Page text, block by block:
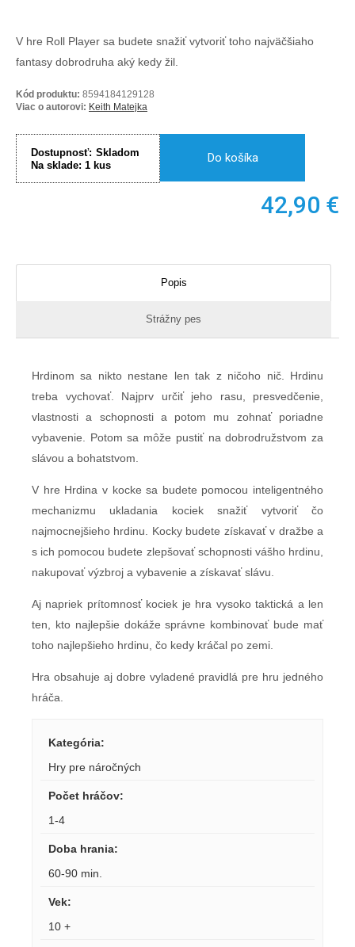
V hre Roll Player sa budete snažiť vytvoriť toho najväčšiaho
fantasy dobrodruha aký kedy žil.
Kód produktu: 8594184129128
Viac o autorovi: Keith Matejka
Dostupnosť: Skladom
Na sklade: 1 kus
Do košíka
42,90 €
Popis
Strážny pes
Hrdinom sa nikto nestane len tak z ničoho nič. Hrdinu
treba vychovať. Najprv určiť jeho rasu, presvedčenie,
vlastnosti a schopnosti a potom mu zohnať poriadne
vybavenie. Potom sa môže pustiť na dobrodružstvom za
slávou a bohatstvom.
V hre Hrdina v kocke sa budete pomocou inteligentného
mechanizmu ukladania kociek snažiť vytvoriť čo
najmocnejšieho hrdinu. Kocky budete získavať v dražbe a
s ich pomocou budete zlepšovať schopnosti vášho hrdinu,
nakupovať výzbroj a vybavenie a získavať slávu.
Aj napriek prítomnosť kociek je hra vysoko taktická a len
ten, kto najlepšie dokáže správne kombinovať bude mať
toho najlepšieho hrdinu, čo kedy kráčal po zemi.
Hra obsahuje aj dobre vyladené pravidlá pre hru jedného
hráča.
Kategória:
Hry pre náročných
Počet hráčov:
1-4
Doba hrania:
60-90 min.
Vek:
10 +